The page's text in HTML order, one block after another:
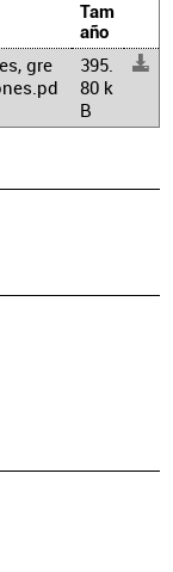
Tam
año
gre
395.
80 k
B